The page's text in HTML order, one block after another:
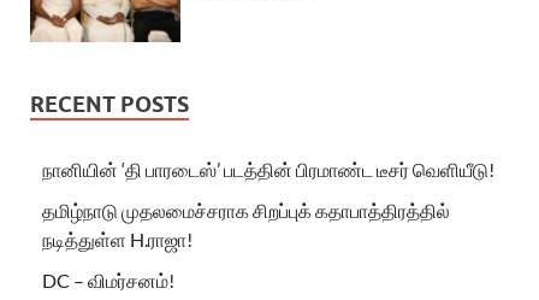
RECENT POSTS
நானியின் ‘தி பாரடைஸ்’ படத்தின் பிரமாண்ட டீசர் வெளியீடு!
தமிழ்நாடு முதலமைச்சராக சிறப்புக் கதாபாத்திரத்தில்
நடித்துள்ள H.ராஜா!
DC – விமர்சனம்!